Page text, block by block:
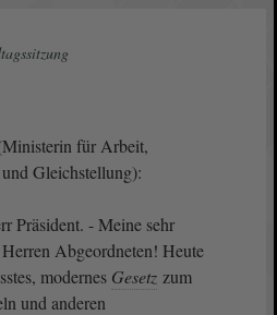
für Arbeit,
Gleichstellung):
Präsident. - Meine sehr
Abgeordneten! Heute
modernes Gesetz zum
und anderen